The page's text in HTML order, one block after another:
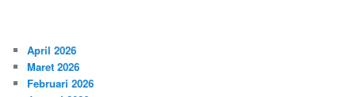
April 2026
Maret 2026
Februari 2026